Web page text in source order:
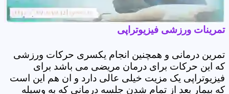
تمرینات ورزشی فیزیوتراپی
تمرین درمانی و همچنین انجام یکسری حرکات ورزشی
که این حرکات برای درمان مریضی می باشد برای
فیزیوتراپی یک مزیت خیلی عالی دارد و ان هم این است
که بیمار بعد از تمام شدن جلسه درمانی که به وسیله